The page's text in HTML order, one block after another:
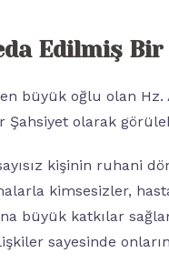
Edilmiş
en büyük oğlu olan
Şahsiyet olarak
kişinin ruhani
kimsesizler,
büyük katkılar
sayesinde onların